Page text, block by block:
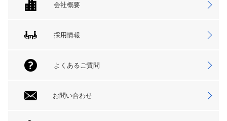
会社概要
採用情報
よくあるご質問
お問い合わせ